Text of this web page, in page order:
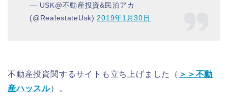
— USK@不動産投資&民泊アカ
(@RealestateUsk) 2019年1月30日
不動産投資関するサイトも立ち上げました（ ＞＞不動
産ハッスル）。